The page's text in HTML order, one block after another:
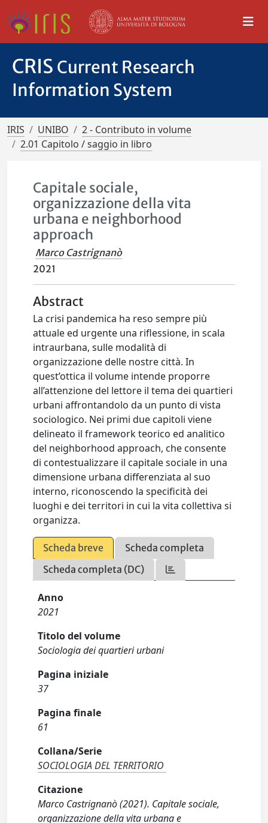
CRIS Current Research
Information System
IRIS UNIBO
2 - Contributo in volume
2.01 Capitolo / saggio in libro
Capitale sociale,
organizzazione della vita
urbana e neighborhood
approach
Marco Castrignanò
2021
Abstract
La crisi pandemica ha reso sempre più
attuale ed urgente una riflessione, in scala
intraurbana, sulle modalità di
organizzazione delle nostre città. In
quest’ottica il volume intende proporre
all’attenzione del lettore il tema dei quartieri
urbani affrontandolo da un punto di vista
sociologico. Nei primi due capitoli viene
delineato il framework teorico ed analitico
del neighborhood approach, che consente
di contestualizzare il capitale sociale in una
dimensione urbana differenziata al suo
interno, riconoscendo la specificità dei
luoghi e dei territori in cui la vita collettiva si
organizza.
Scheda breve
Scheda completa
Scheda completa (DC)
Anno
2021
Titolo del volume
Sociologia dei quartieri urbani
Pagina iniziale
37
Pagina finale
61
Collana/Serie
SOCIOLOGIA DEL TERRITORIO
Citazione
Marco Castrignanò (2021). Capitale sociale,
organizzazione della vita urbana e